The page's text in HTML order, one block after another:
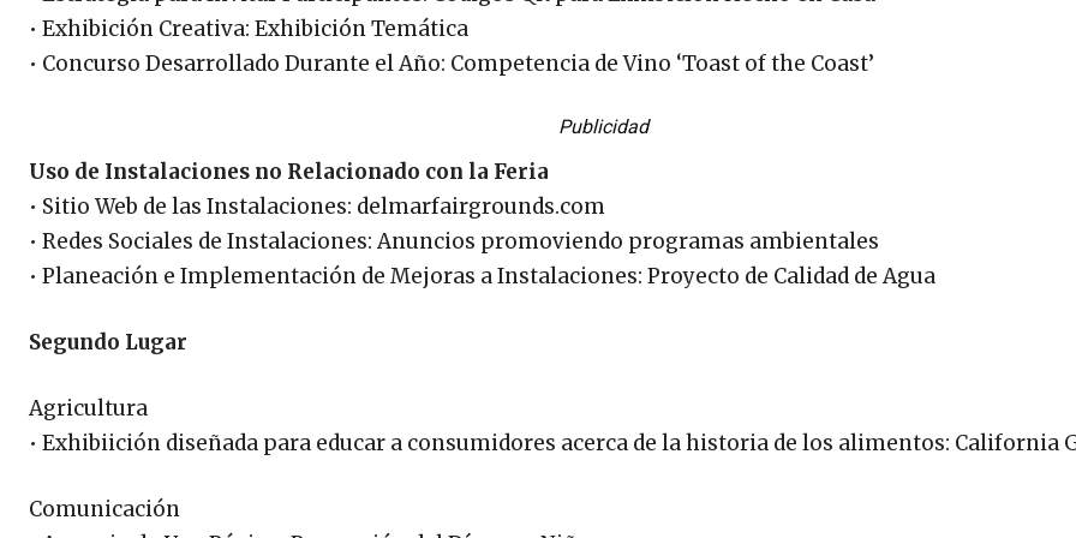
• Exhibición Creativa: Exhibición Temática
• Concurso Desarrollado Durante el Año: Competencia de Vino ‘Toast of the Coast’
Publicidad
Uso de Instalaciones no Relacionado con la Feria
• Sitio Web de las Instalaciones: delmarfairgrounds.com
• Redes Sociales de Instalaciones: Anuncios promoviendo programas ambientales
• Planeación e Implementación de Mejoras a Instalaciones: Proyecto de Calidad de Agua
Segundo Lugar
Agricultura
• Exhibiición diseñada para educar a consumidores acerca de la historia de los alimentos: California
Comunicación